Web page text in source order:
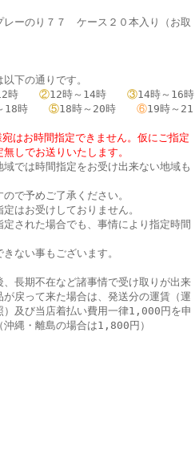
ーのり７７ ケース２０本入り（お取
下の通りです。
12時 ②12時～14時 ③14時～16時
18時 ⑤18時～20時 ⑥19時～21
お時間指定できません。仮にご指定
しでお送りいたします。
域では時間指定をお受け出来ない地域も
で予めご了承ください。
はお受けしておりません。
された場合でも、事情により指定時間
い事もございます。
長期不在など諸事情で受け取りが出来
が戻って来た場合は、発送分の運賃（運
）及び当店着払い費用一律1,000円を申
沖縄・離島の場合は1,800円）